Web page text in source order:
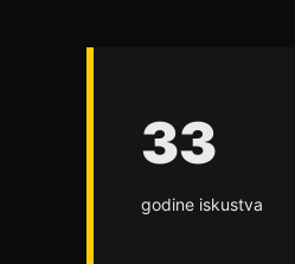
33
godine iskustva